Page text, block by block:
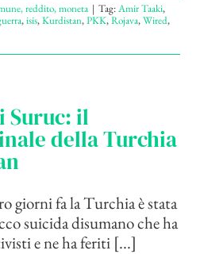
reddito, moneta | Tag:Amir Taaki,
,isis,Kurdistan,PKK,Rojava,Wired,
Suruc: il
della Turchia
giorni fa la Turchia è stata
suicida disumano che ha
e ne ha feriti [...]